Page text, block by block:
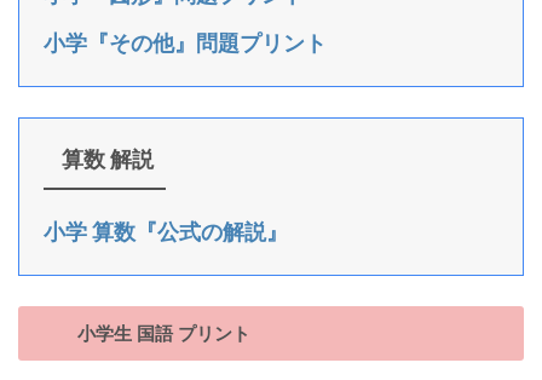
小学『その他』問題プリント
算数 解説
小学 算数『公式の解説』
小学生 国語 プリント